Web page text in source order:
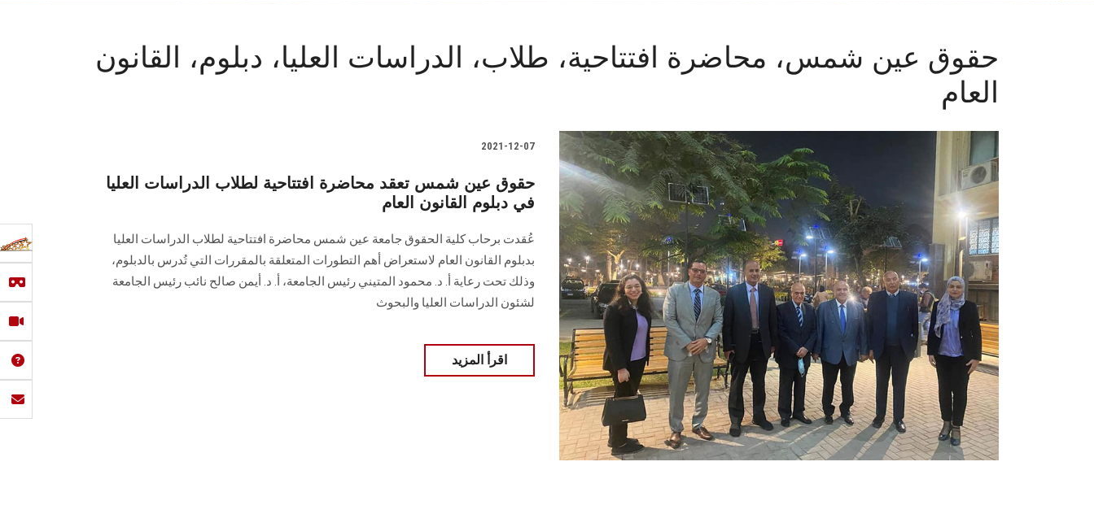
حقوق عين شمس، محاضرة افتتاحية، طلاب، الدراسات العليا، دبلوم، القانون
العام
2021-12-07
حقوق عين شمس تعقد محاضرة افتتاحية لطلاب الدراسات العليا
في دبلوم القانون العام
عُقدت برحاب كلية الحقوق جامعة عين شمس محاضرة افتتاحية لطلاب الدراسات العليا
بدبلوم القانون العام لاستعراض أهم التطورات المتعلقة بالمقررات التي تُدرس بالدبلوم،
وذلك تحت رعاية أ. د. محمود المتيني رئيس الجامعة، أ. د. أيمن صالح نائب رئيس الجامعة
لشئون الدراسات العليا والبحوث
اقرأ المزيد